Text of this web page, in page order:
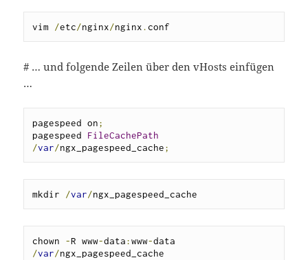
vim /etc/nginx/nginx.conf
# … und folgende Zeilen über den vHosts einfügen
…
pagespeed on;
pagespeed FileCachePath
/var/ngx_pagespeed_cache;
mkdir /var/ngx_pagespeed_cache
chown -R www-data:www-
/var/ngx_pagespeed_cache